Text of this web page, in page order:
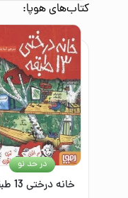
کتاب‌هایهوپا:
خانه درختی 13 طبقه
در حد نو